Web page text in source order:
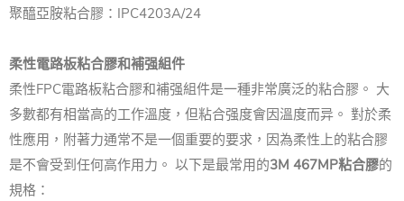
聚醯亞胺粘合膠：IPC4203A/24
柔性電路板粘合膠和補强組件
柔性FPC電路板粘合膠和補强組件是一種非常廣泛的粘合膠。 大
多數都有相當高的工作溫度，但粘合强度會因溫度而异。 對於柔
性應用，附著力通常不是一個重要的要求，因為柔性上的粘合膠
是不會受到任何高作用力。 以下是最常用的3M 467MP粘合膠的
規格：